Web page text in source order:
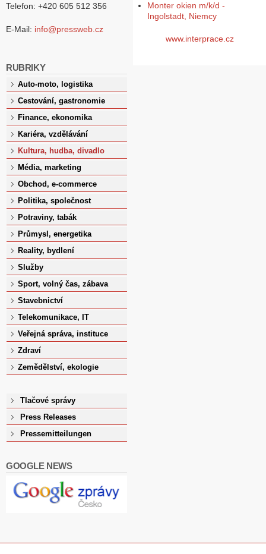
Telefon: +420 605 512 356
E-Mail: info@pressweb.cz
RUBRIKY
Auto-moto, logistika
Cestování, gastronomie
Finance, ekonomika
Kariéra, vzdělávání
Kultura, hudba, divadlo
Média, marketing
Obchod, e-commerce
Politika, společnost
Potraviny, tabák
Průmysl, energetika
Reality, bydlení
Služby
Sport, volný čas, zábava
Stavebnictví
Telekomunikace, IT
Veřejná správa, instituce
Zdraví
Zemědělství, ekologie
Tlačové správy
Press Releases
Pressemitteilungen
GOOGLE NEWS
Monter okien m/k/d -
Ingolstadt, Niemcy
www.interprace.cz